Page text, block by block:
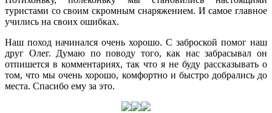
туристами со своим скромным снаряжением. И самое главное
учились на своих ошибках.
Наш поход начинался очень хорошо. С заброской помог наш
друг Олег. Думаю по поводу того, как нас забрасывал он
отпишется в комментариях, так что я не буду рассказывать о
том, что мы очень хорошо, комфортно и быстро добрались до
места. Спасибо ему за это.